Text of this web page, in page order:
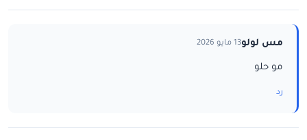
مس لولو13 مايو 2026
مو حلو
رد